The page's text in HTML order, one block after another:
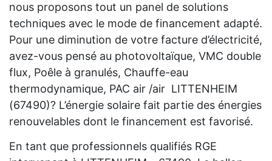
nous proposons tout un panel de solutions
techniques avec le mode de financement adapté.
Pour une diminution de votre facture d’électricité,
avez-vous pensé au photovoltaïque, VMC double
flux, Poêle à granulés, Chauffe-eau
thermodynamique, PAC air /air LITTENHEIM
(67490)? L’énergie solaire fait partie des énergies
renouvelables dont le financement est favorisé.
En tant que professionnels qualifiés RGE